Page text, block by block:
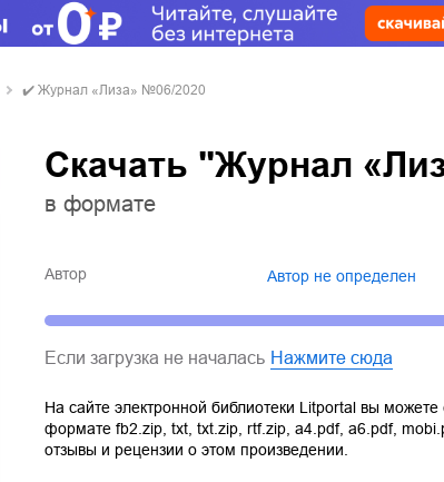
✔️ Журнал «Лиза» №06/2020
Скачать "Журнал
в формате
Автор Автор не определен
Если загрузка не началась Нажмите сюда
На сайте электронной библиотеки Litportal вы можете
формате fb2.zip txt txt.zip rtf.zip a4.pdf, a6.pdf,
отзывы и рецензии о этом произведении.